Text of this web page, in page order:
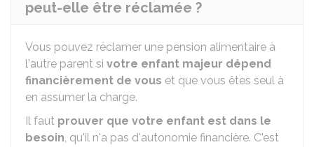
peut-elle être réclamée ?
Vous pouvez réclamer une pension alimentaire à
l'autre parent si votre enfant majeur dépend
financièrement de vous et que vous êtes seul à
en assumer la charge.
Il faut prouver que votre enfant est dans le
besoin, qu'il n'a pas d'autonomie financière. C'est